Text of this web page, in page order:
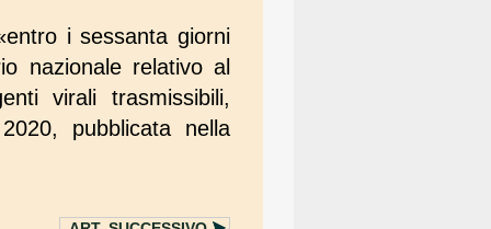
i sessanta giorni
nazionale relativo al
virali trasmissibili,
pubblicata nella